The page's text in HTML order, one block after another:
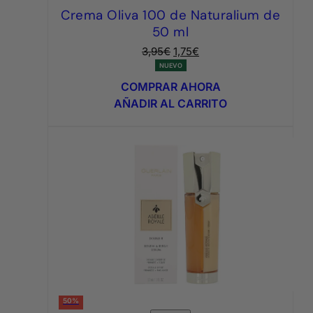
Crema Oliva 100 de Naturalium de
50 ml
3,95€ El
precio
original
era:
1,75€
actual
es:
NUEVO
COMPRAR AHORA
AÑADIR AL CARRITO
50%